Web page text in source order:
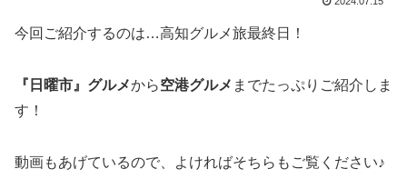
今回ご紹介するのは…高知グルメ旅最終日！
『日曜市』グルメから空港グルメ までたっぷりご紹介しま
す！
動画もあげているので、よければそちらもご覧ください♪